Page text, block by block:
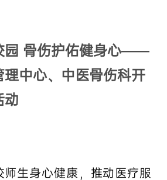
园 骨伤护佑健身心——
理中心、中医骨伤科开
动
师生身心健康，推动医疗服